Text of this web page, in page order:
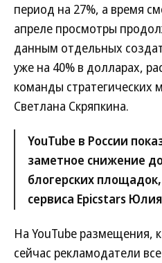
период на 27%, а время
апреле просмотры
данным отдельных
уже на 40% в долларах,
команды стратегических
Светлана Скряпкина.
YouTube в России
заметное снижение
блогерских
сервиса Epicstars
На YouTube размещения,
сейчас рекламодатели